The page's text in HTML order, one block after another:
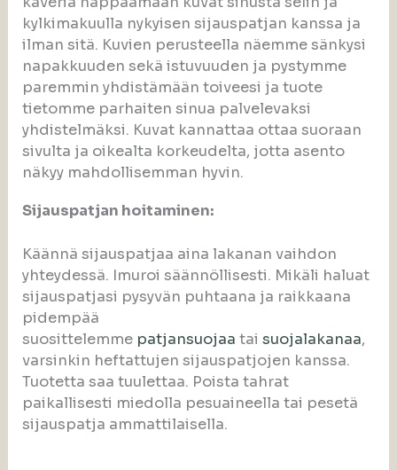
kylkimakuulla nykyisen sijauspatjan kanssa ja
ilman sitä. Kuvien perusteella näemme sänkysi
napakkuuden sekä istuvuuden ja pystymme
paremmin yhdistämään toiveesi ja tuote
tietomme parhaiten sinua palvelevaksi
yhdistelmäksi. Kuvat kannattaa ottaa suoraan
sivulta ja oikealta korkeudelta, jotta asento
näkyy mahdollisemman hyvin.
Sijauspatjan hoitaminen:
Käännä sijauspatjaa aina lakanan vaihdon
yhteydessä. Imuroi säännöllisesti. Mikäli haluat
sijauspatjasi pysyvän puhtaana ja raikkaana
pidempää
suosittelemme patjansuojaa taisuojalakanaa,
varsinkin heftattujen sijauspatjojen kanssa.
Tuotetta saa tuulettaa. Poista tahrat
paikallisesti miedolla pesuaineella tai pesetä
sijauspatja ammattilaisella.